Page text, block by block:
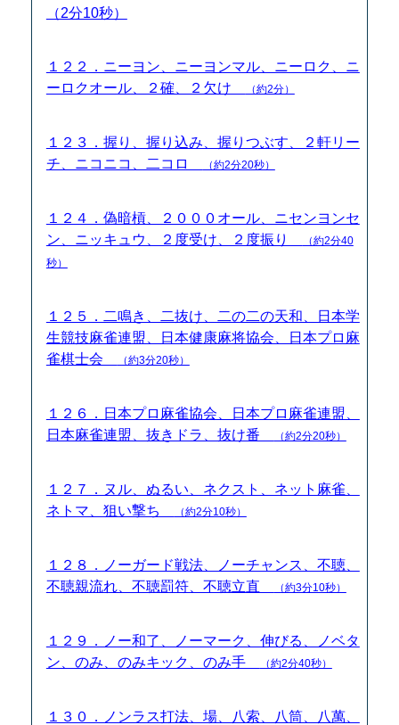
（2分10秒）
１２２．ニーヨン、ニーヨンマル、ニーロク、ニ
ーロクオール、２確、２欠け
（約2分）
１２３．握り、握り込み、握りつぶす、２軒リー
チ、ニコニコ、二コロ
（約2分20秒）
１２４．偽暗槓、２０００オール、ニセンヨンセ
ン、ニッキュウ、２度受け、２度振り
（約2分40
秒）
１２５．二鳴き、二抜け、二の二の天和、日本学
生競技麻雀連盟、日本健康麻将協会、日本プロ麻
雀棋士会
（約3分20秒）
１２６．日本プロ麻雀協会、日本プロ麻雀連盟、
日本麻雀連盟、抜きドラ、抜け番
（約2分20秒）
１２７．ヌル、ぬるい、ネクスト、ネット麻雀、
ネトマ、狙い撃ち
（約2分10秒）
１２８．ノーガード戦法、ノーチャンス、不聴、
不聴親流れ、不聴罰符、不聴立直
（約3分10秒）
１２９．ノー和了、ノーマーク、伸びる、ノベタ
ン、のみ、のみキック、のみ手
（約2分40秒）
１３０．ノンラス打法、場、八索、八筒、八萬、